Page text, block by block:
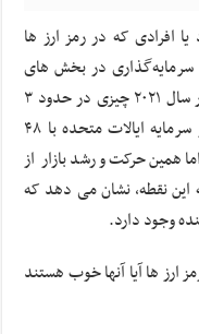
افرادی که در رمز ارز ها
سرمایه‌گذاری‌ در بخش های
دیگر بالا نیست. کل ارزش بازار رمز ارها در سال ۲۰۲۱ چیزی در حدود ۳
تریلیون دلار رسید که در مقایسه با کل بازار سرمایه ایالات متحده با ۴۸
همین حرکت و رشد بازار از
حدود ۸۵۰ میلیارد دلار در سال ۲۰۱۸ به این نقطه، نشان می دهد که
وجود دارد.
ارز ها آیا آنها خوب هستند